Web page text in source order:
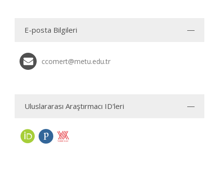
E-posta Bilgileri
ccomert@metu.edu.tr
Uluslararası Araştırmacı ID'leri